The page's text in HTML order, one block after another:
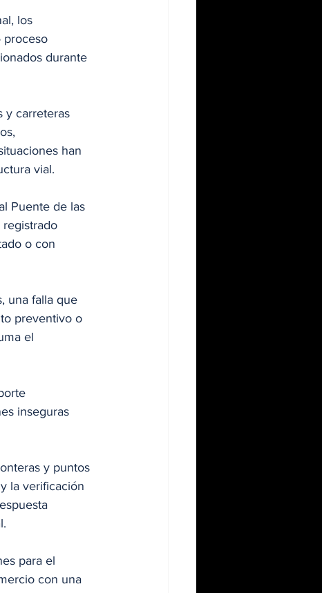
los
proceso
durante
y carreteras
han
vial.
Puente de las
o con
una falla que
preventivo o
el
inseguras
y puntos
la verificación
para el
con una